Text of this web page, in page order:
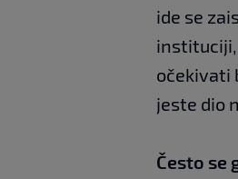
ide se
instituciji,
očekivati
jeste dio
Često se